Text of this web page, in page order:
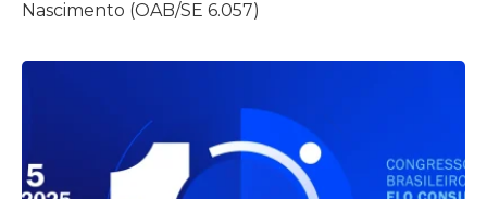
Nascimento (OAB/SE 6.057)